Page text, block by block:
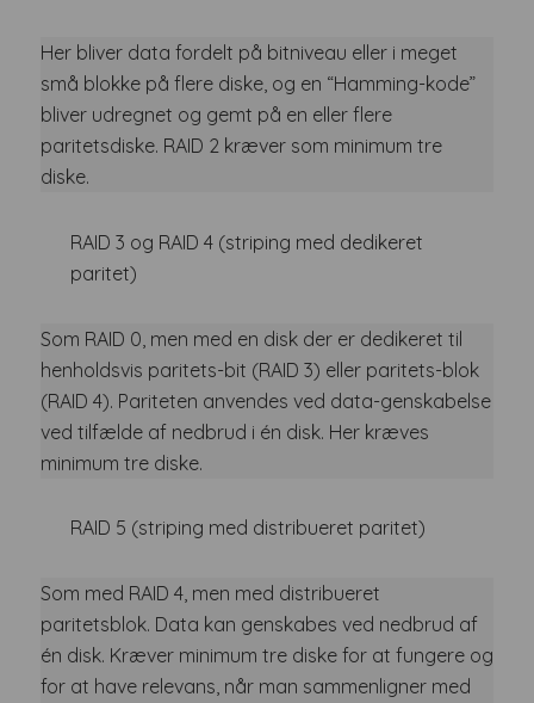
Her bliver data fordelt på bitniveau eller i meget
små blokke på flere diske, og en “Hamming-kode”
bliver udregnet og gemt på en eller flere
paritetsdiske. RAID 2 kræver som minimum tre
diske.
RAID 3 og RAID 4 (striping med dedikeret
paritet)
Som RAID 0, men med en disk der er dedikeret til
henholdsvis paritets-bit (RAID 3) eller paritets-blok
(RAID 4). Pariteten anvendes ved data-genskabelse
ved tilfælde af nedbrud i én disk. Her kræves
minimum tre diske.
RAID 5 (striping med distribueret paritet)
Som med RAID 4, men med distribueret
paritetsblok. Data kan genskabes ved nedbrud af
én disk. Kræver minimum tre diske for at fungere og
for at have relevans, når man sammenligner med